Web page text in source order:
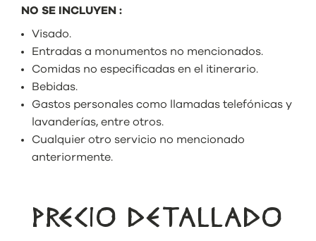
NO SE INCLUYEN :
Visado.
Entradas a monumentos no mencionados.
Comidas no especificadas en el itinerario.
Bebidas.
Gastos personales como llamadas telefónicas y
lavanderías, entre otros.
Cualquier otro servicio no mencionado
anteriormente.
PRECIO DETALLADO